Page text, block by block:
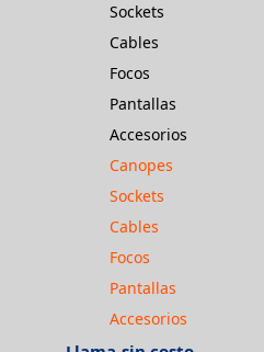
Sockets
Cables
Focos
Pantallas
Accesorios
Canopes
Sockets
Cables
Focos
Pantallas
Accesorios